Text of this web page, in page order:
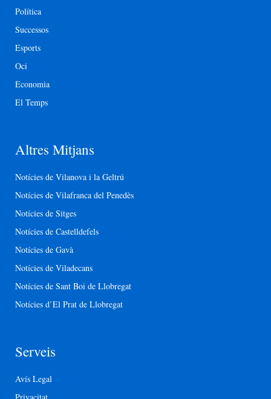
Política
Successos
Esports
Oci
Economia
El Temps
Altres Mitjans
Notícies de Vilanova i la Geltrú
Notícies de Vilafranca del Penedès
Notícies de Sitges
Notícies de Castelldefels
Notícies de Gavà
Notícies de Viladecans
Notícies de Sant Boi de Llobregat
Notícies d’El Prat de Llobregat
Serveis
Avís Legal